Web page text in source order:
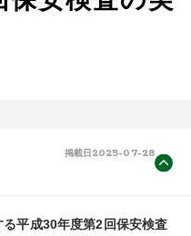
掲載日 2025-07-28
平成30年度第2回保安検査